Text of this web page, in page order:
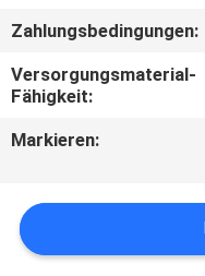
FORDERN
SIE EIN
ZITAT
PRIVACY
Zahlungsbedingungen:
Versorgungsmaterial-
Fähigkeit:
Markieren: